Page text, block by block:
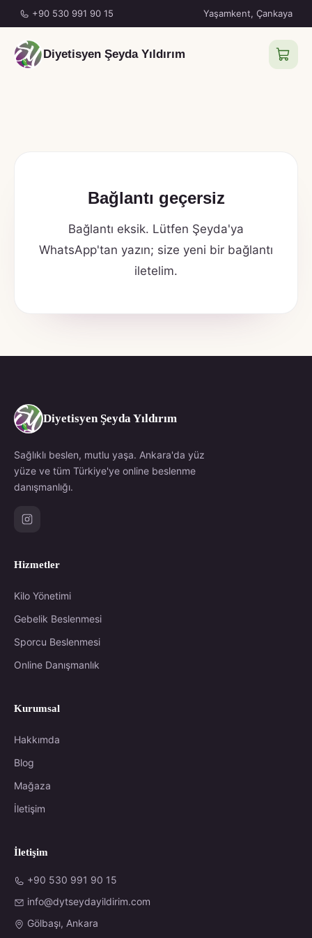
+90 530 991 90 15 Yaşamkent, Çankaya
Diyetisyen Şeyda Yıldırım
Bağlantı geçersiz
Bağlantı eksik. Lütfen Şeyda'ya
WhatsApp'tan yazın; size yeni bir bağlantı
iletelim.
Diyetisyen Şeyda Yıldırım
Sağlıklı beslen, mutlu yaşa. Ankara'da yüz
yüze ve tüm Türkiye'ye online beslenme
danışmanlığı.
Hizmetler
Kilo Yönetimi
Gebelik Beslenmesi
Sporcu Beslenmesi
Online Danışmanlık
Kurumsal
Hakkımda
Blog
Mağaza
İletişim
İletişim
+90 530 991 90 15
info@dytseydayildirim.com
Gölbaşı, Ankara